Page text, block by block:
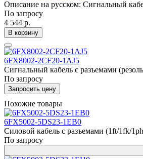
Описание на русском: Сигнальный
По запросу
4 544 р.
В корзину
6FX8002-2CF20-1AJ5
Сигнальный кабель с разъемами
По запросу
Запросить цену
Похожие товары
6FX5002-5DS23-1EB0
Силовой кабель с разъемами (1ft/1fk/
По запросу